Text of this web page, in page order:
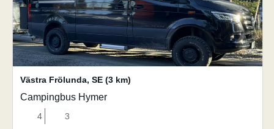
Västra Frölunda, SE (3 km)
Campingbus Hymer
4 3